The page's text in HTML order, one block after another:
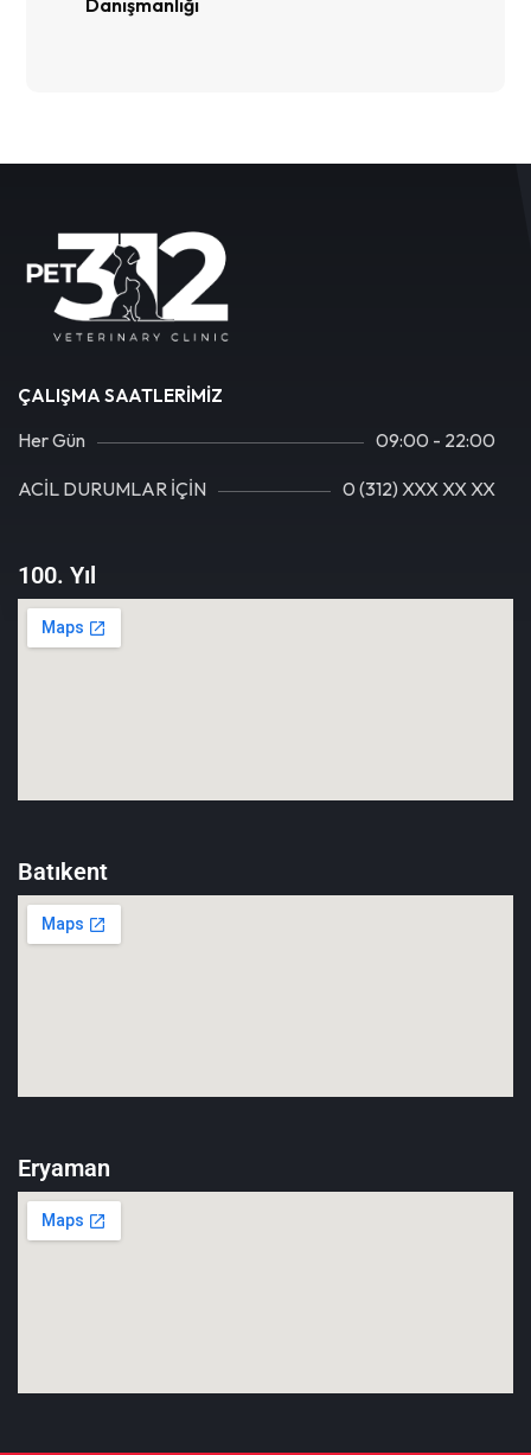
ÇALIŞMA SAATLERIMIZ
Her Gün 09:00 - 22:00
ACİL DURUMLAR İÇİN 0 (312) XXX XX XX
100. Yıl
Batıkent
Eryaman